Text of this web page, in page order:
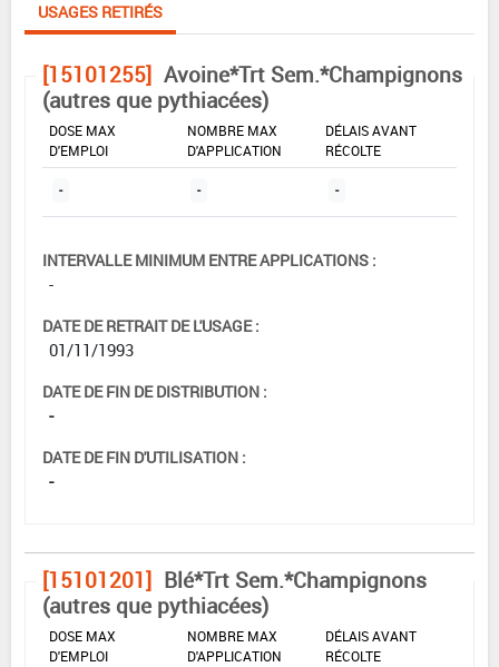
USAGES RETIRÉS
[15101255] Avoine*Trt Sem.*Champignons
(autres que pythiacées)
DOSE MAX
D'EMPLOI
NOMBRE MAX
D'APPLICATION
DÉLAIS AVANT
RÉCOLTE
- - -
INTERVALLE MINIMUM ENTRE APPLICATIONS :
-
DATE DE RETRAIT DE L'USAGE :
01/11/1993
DATE DE FIN DE DISTRIBUTION :
-
DATE DE FIN D'UTILISATION :
-
[15101201] Blé*Trt Sem.*Champignons
(autres que pythiacées)
DOSE MAX
D'EMPLOI
NOMBRE MAX
D'APPLICATION
DÉLAIS AVANT
RÉCOLTE